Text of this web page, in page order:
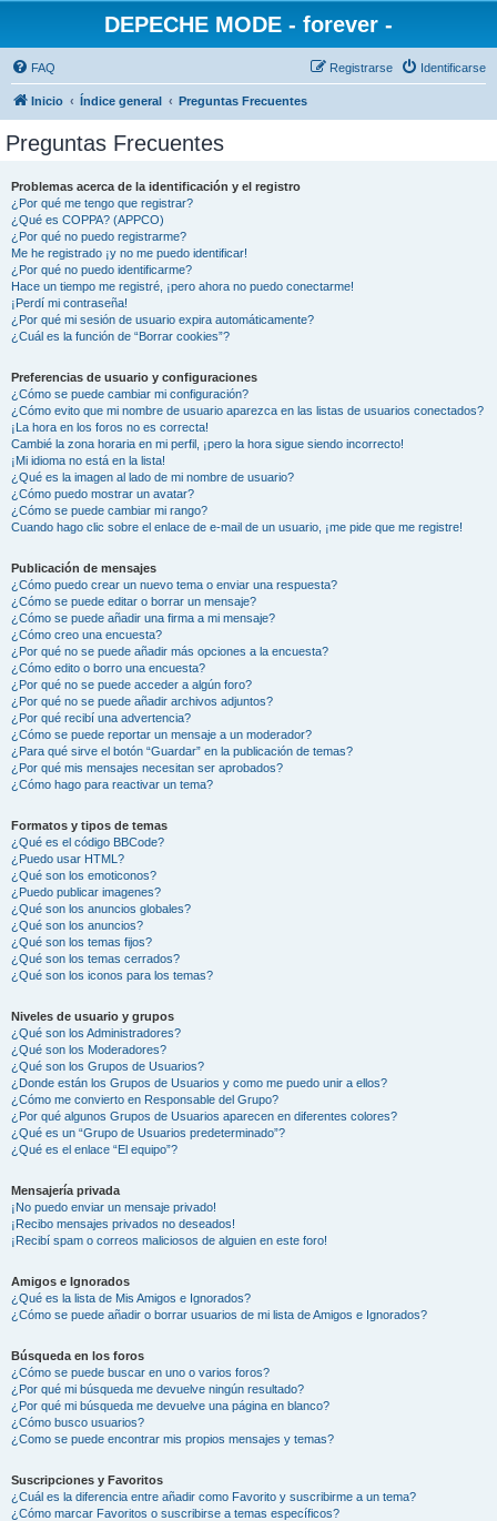
DEPECHE MODE - forever -
FAQ Identificarse
Registrarse
Inicio Índice general Preguntas Frecuentes
Preguntas Frecuentes
Problemas acerca de la identificación y el registro
¿Por qué me tengo que registrar?
¿Qué es COPPA? (APPCO)
¿Por qué no puedo registrarme?
Me he registrado ¡y no me puedo identificar!
¿Por qué no puedo identificarme?
Hace un tiempo me registré, ¡pero ahora no puedo conectarme!
¡Perdí mi contraseña!
¿Por qué mi sesión de usuario expira automáticamente?
¿Cuál es la función de “Borrar cookies”?
Preferencias de usuario y configuraciones
¿Cómo se puede cambiar mi configuración?
¿Cómo evito que mi nombre de usuario aparezca en las listas de usuarios conectados?
¡La hora en los foros no es correcta!
Cambié la zona horaria en mi perfil, ¡pero la hora sigue siendo incorrecto!
¡Mi idioma no está en la lista!
¿Qué es la imagen al lado de mi nombre de usuario?
¿Cómo puedo mostrar un avatar?
¿Cómo se puede cambiar mi rango?
Cuando hago clic sobre el enlace de e-mail de un usuario, ¡me pide que me registre!
Publicación de mensajes
¿Cómo puedo crear un nuevo tema o enviar una respuesta?
¿Cómo se puede editar o borrar un mensaje?
¿Cómo se puede añadir una firma a mi mensaje?
¿Cómo creo una encuesta?
¿Por qué no se puede añadir más opciones a la encuesta?
¿Cómo edito o borro una encuesta?
¿Por qué no se puede acceder a algún foro?
¿Por qué no se puede añadir archivos adjuntos?
¿Por qué recibí una advertencia?
¿Cómo se puede reportar un mensaje a un moderador?
¿Para qué sirve el botón “Guardar” en la publicación de temas?
¿Por qué mis mensajes necesitan ser aprobados?
¿Cómo hago para reactivar un tema?
Formatos y tipos de temas
¿Qué es el código BBCode?
¿Puedo usar HTML?
¿Qué son los emoticonos?
¿Puedo publicar imagenes?
¿Qué son los anuncios globales?
¿Qué son los anuncios?
¿Qué son los temas fijos?
¿Qué son los temas cerrados?
¿Qué son los iconos para los temas?
Niveles de usuario y grupos
¿Qué son los Administradores?
¿Qué son los Moderadores?
¿Qué son los Grupos de Usuarios?
¿Donde están los Grupos de Usuarios y como me puedo unir a ellos?
¿Cómo me convierto en Responsable del Grupo?
¿Por qué algunos Grupos de Usuarios aparecen en diferentes colores?
¿Qué es un “Grupo de Usuarios predeterminado”?
¿Qué es el enlace “El equipo”?
Mensajería privada
¡No puedo enviar un mensaje privado!
¡Recibo mensajes privados no deseados!
¡Recibí spam o correos maliciosos de alguien en este foro!
Amigos e Ignorados
¿Qué es la lista de Mis Amigos e Ignorados?
¿Cómo se puede añadir o borrar usuarios de mi lista de Amigos e Ignorados?
Búsqueda en los foros
¿Cómo se puede buscar en uno o varios foros?
¿Por qué mi búsqueda me devuelve ningún resultado?
¿Por qué mi búsqueda me devuelve una página en blanco?
¿Cómo busco usuarios?
¿Como se puede encontrar mis propios mensajes y temas?
Suscripciones y Favoritos
¿Cuál es la diferencia entre añadir como Favorito y suscribirme a un tema?
¿Cómo marcar Favoritos o suscribirse a temas específicos?